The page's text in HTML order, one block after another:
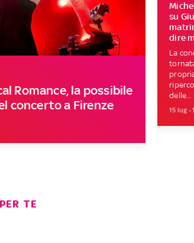
Romance, la possibile
concerto a Firenze
su
dire
La
delle...
15 lug -
TE